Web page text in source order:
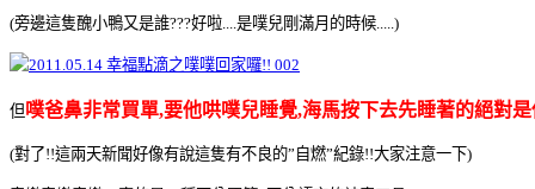
(旁邊這隻醜小鴨又是誰???好啦....是噗兒剛滿月的時候.....)
但噗爸鼻非常買單,要他哄噗兒睡覺,海馬按下去先睡著的絕對
(對了!!這兩天新聞好像有說這隻有不良的” 自燃”紀錄!!大家注意一下)